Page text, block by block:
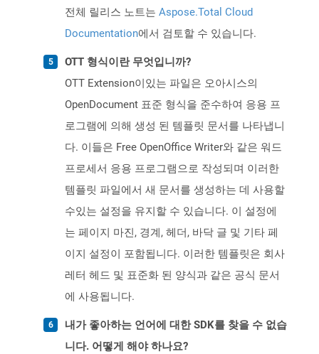
전체 릴리스 노트는 Aspose.Total Cloud
Documentation에서 검토할 수 있습니다.
OTT 형식이란 무엇입니까?
OTT Extension이있는 파일은 오아시스의
OpenDocument 표준 형식을 준수하여 응용 프
로그램에 의해 생성 된 템플릿 문서를 나타냅니
다. 이들은 Free OpenOffice Writer와 같은 워드
프로세서 응용 프로그램으로 작성되며 이러한
템플릿 파일에서 새 문서를 생성하는 데 사용할
수있는 설정을 유지할 수 있습니다. 이 설정에
는 페이지 마진, 경계, 헤더, 바닥 글 및 기타 페
이지 설정이 포함됩니다. 이러한 템플릿은 회사
레터 헤드 및 표준화 된 양식과 같은 공식 문서
에 사용됩니다.
내가 좋아하는 언어에 대한 SDK를 찾을 수 없습
니다. 어떻게 해야 하나요?